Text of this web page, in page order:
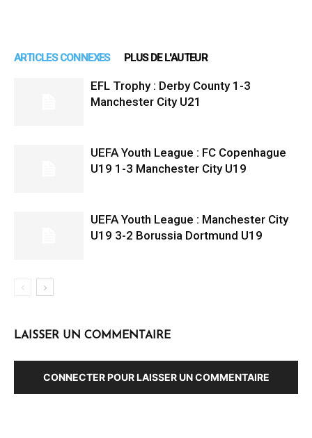
ARTICLES CONNEXES PLUS DE L'AUTEUR
EFL Trophy : Derby County 1-3
Manchester City U21
UEFA Youth League : FC Copenhague
U19 1-3 Manchester City U19
UEFA Youth League : Manchester City
U19 3-2 Borussia Dortmund U19
LAISSER UN COMMENTAIRE
CONNECTER POUR LAISSER UN COMMENTAIRE